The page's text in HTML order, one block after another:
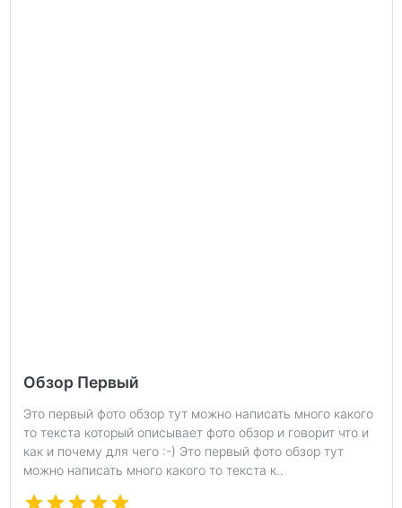
Обзор Первый
Это первый фото обзор тут можно написать много какого
то текста который описывает фото обзор и говорит что и
как и почему для чего :-) Это первый фото обзор тут
можно написать много какого то текста к..